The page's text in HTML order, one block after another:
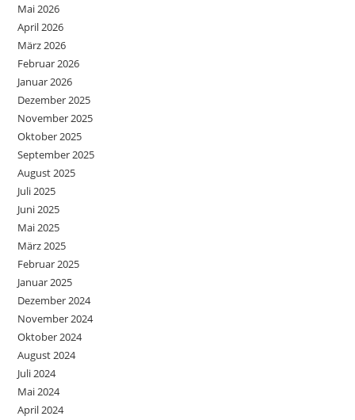
Mai 2026
April 2026
März 2026
Februar 2026
Januar 2026
Dezember 2025
November 2025
Oktober 2025
September 2025
August 2025
Juli 2025
Juni 2025
Mai 2025
März 2025
Februar 2025
Januar 2025
Dezember 2024
November 2024
Oktober 2024
August 2024
Juli 2024
Mai 2024
April 2024